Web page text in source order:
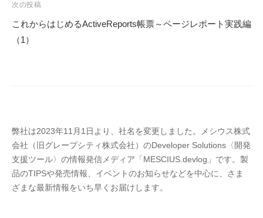
ビ
ゲ
ー
次の投稿
これからはじめるActiveReports帳票～ページレポート実践編
（1）
弊社は2023年11月1日より、社名を変更しました。メシウス株式
会社（旧グレープシティ株式会社）のDeveloper Solutions〈開発
支援ツール〉の情報発信メディア「MESCIUS.devlog」です。製
品のTIPSや発売情報、イベントのお知らせなどを中心に、さま
ざまな最新情報をいち早くお届けします。